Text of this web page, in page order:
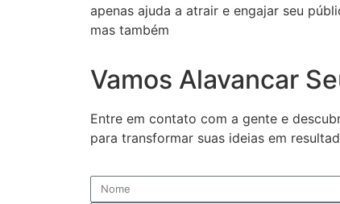
apenas ajuda a atrair e engajar seu
mas também
Vamos Alavancar
Entre em contato com a gente e
para transformar suas ideias em